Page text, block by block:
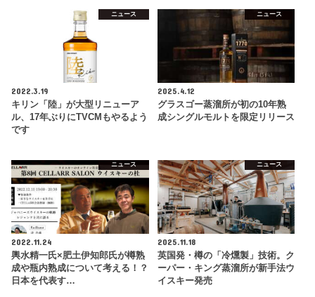
ニュース
2022.3.19
キリン「陸」が大型リニューア
ル、17年ぶりにTVCMもやるよう
です
ニュース
2025.4.12
グラスゴー蒸溜所が初の10年熟
成シングルモルトを限定リリース
ニュース
2022.11.24
輿水精一氏×肥土伊知郎氏が樽熟
成や瓶内熟成について考える！？
日本を代表す…
ニュース
2025.11.18
英国発・樽の「冷燻製」技術。ク
ーパー・キング蒸溜所が新手法ウ
イスキー発売